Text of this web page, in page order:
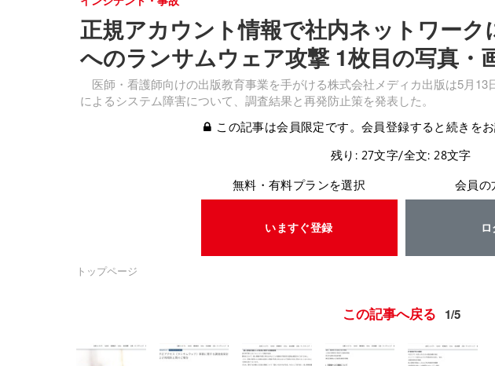
正規アカウント情報で社内ネットワー
へのランサムウェア攻撃 1枚目の写真・
医師・看護師向けの出版教育事業を手がける株式会社メディカ出版は5月13
によるシステム障害について、調査結果と再発防止策を発表した。
この記事は会員限定です。会員登録すると続きをお
残り: 27文字/全文: 28文字
無料・有料プランを選択
いますぐ登録
会員の
トップページ
この記事へ戻る 1/5